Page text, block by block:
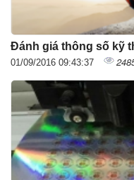
Đánh giá thông số kỹ
01/09/2016 09:43:37